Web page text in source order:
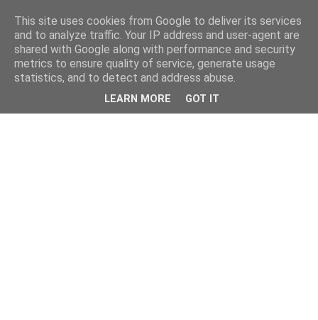
This site uses cookies from Google to deliver its services
and to analyze traffic. Your IP address and user-agent are
shared with Google along with performance and security
metrics to ensure quality of service, generate usage
statistics, and to detect and address abuse.
LEARN MORE GOT IT